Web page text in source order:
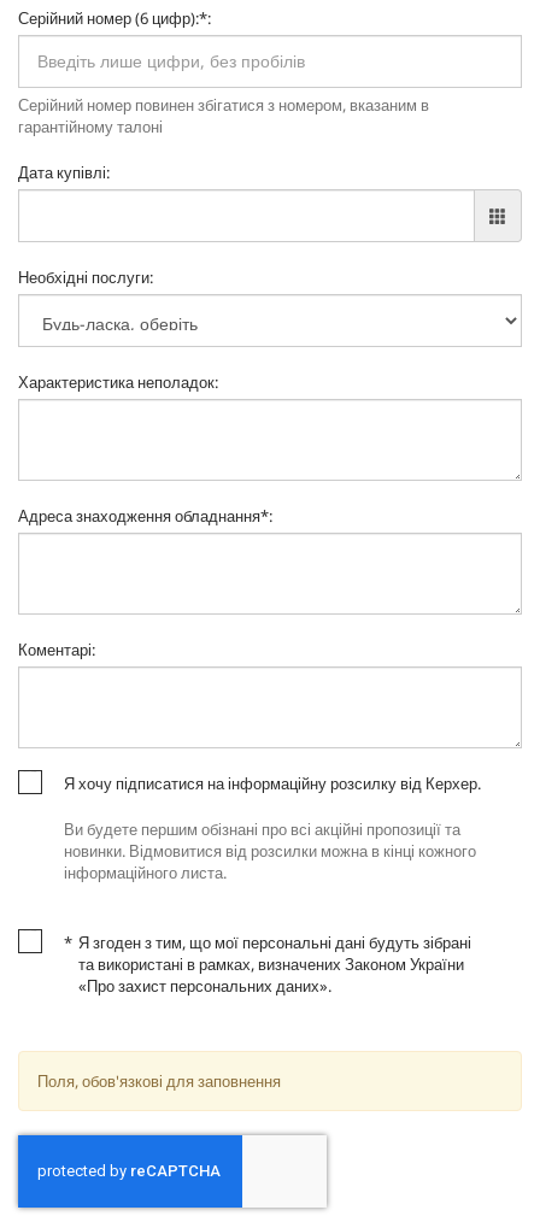
Серійний номер (6 цифр):*:
Серійний номер повинен збігатися з номером, вказаним в
гарантійному талоні
Дата купівлі:
Необхідні послуги:
Характеристика неполадок:
Адреса знаходження обладнання*:
Коментарі:
Я хочу підписатися на інформаційну розсилку від Керхер.
Ви будете першим обізнані про всі акційні пропозиції та
новинки. Відмовитися від розсилки можна в кінці кожного
інформаційного листа.
* Я згоден з тим, що мої персональні дані будуть зібрані
та використані в рамках, визначених Законом України
«Про захист персональних даних».
Поля, обов'язкові для заповнення